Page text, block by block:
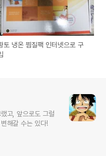
토 냉온 찜질팩 인터넷으로 구
고, 앞으로도 그럴
해갈 수는 있다!